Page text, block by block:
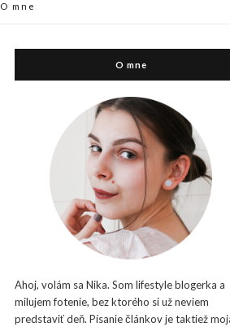
O mne
O mne
Ahoj, volám sa Nika. Som lifestyle blogerka a
milujem fotenie, bez ktorého si už neviem
predstaviť deň. Písanie článkov je taktiež